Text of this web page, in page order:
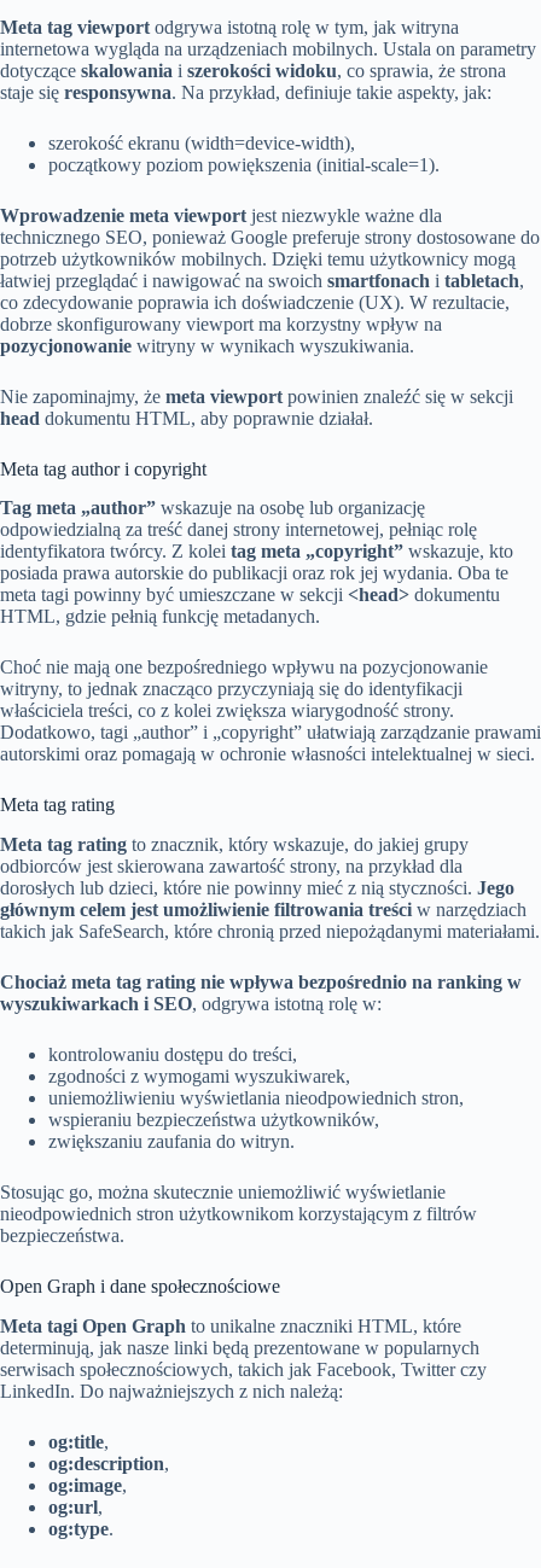
Meta tag viewport odgrywa istotną rolę w tym, jak witryna
internetowa wygląda na urządzeniach mobilnych. Ustala on parametry
dotyczące skalowania i szerokości widoku, co sprawia, że strona
staje się responsywna. Na przykład, definiuje takie aspekty, jak:
szerokość ekranu (width=device-width),
początkowy poziom powiększenia (initial-scale=1).
Wprowadzenie meta viewport jest niezwykle ważne dla
technicznego SEO, ponieważ Google preferuje strony dostosowane do
potrzeb użytkowników mobilnych. Dzięki temu użytkownicy mogą
łatwiej przeglądać i nawigować na swoich smartfonach i tabletach,
co zdecydowanie poprawia ich doświadczenie (UX). W rezultacie,
dobrze skonfigurowany viewport ma korzystny wpływ na
pozycjonowanie witryny w wynikach wyszukiwania.
Nie zapominajmy, że meta viewport powinien znaleźć się w sekcji
head dokumentu HTML, aby poprawnie działał.
Meta tag author i copyright
Tag meta „author” wskazuje na osobę lub organizację
odpowiedzialną za treść danej strony internetowej, pełniąc rolę
identyfikatora twórcy. Z kolei tag meta „copyright” wskazuje, kto
posiada prawa autorskie do publikacji oraz rok jej wydania. Oba te
meta tagi powinny być umieszczane w sekcji <head> dokumentu
HTML, gdzie pełnią funkcję metadanych.
Choć nie mają one bezpośredniego wpływu na pozycjonowanie
witryny, to jednak znacząco przyczyniają się do identyfikacji
właściciela treści, co z kolei zwiększa wiarygodność strony.
Dodatkowo, tagi „author” i „copyright” ułatwiają zarządzanie prawami
autorskimi oraz pomagają w ochronie własności intelektualnej w sieci.
Meta tag rating
Meta tag rating to znacznik, który wskazuje, do jakiej grupy
odbiorców jest skierowana zawartość strony, na przykład dla
dorosłych lub dzieci, które nie powinny mieć z nią styczności. Jego
głównym celem jest umożliwienie filtrowania treści w narzędziach
takich jak SafeSearch, które chronią przed niepożądanymi materiałami.
Chociaż meta tag rating nie wpływa bezpośrednio na ranking w
wyszukiwarkach i SEO, odgrywa istotną rolę w:
kontrolowaniu dostępu do treści,
zgodności z wymogami wyszukiwarek,
uniemożliwieniu wyświetlania nieodpowiednich stron,
wspieraniu bezpieczeństwa użytkowników,
zwiększaniu zaufania do witryn.
Stosując go, można skutecznie uniemożliwić wyświetlanie
nieodpowiednich stron użytkownikom korzystającym z filtrów
bezpieczeństwa.
Open Graph i dane społecznościowe
Meta tagi Open Graph to unikalne znaczniki HTML, które
determinują, jak nasze linki będą prezentowane w popularnych
serwisach społecznościowych, takich jak Facebook, Twitter czy
LinkedIn. Do najważniejszych z nich należą:
og:title,
og:description,
og:image,
og:url,
og:type.